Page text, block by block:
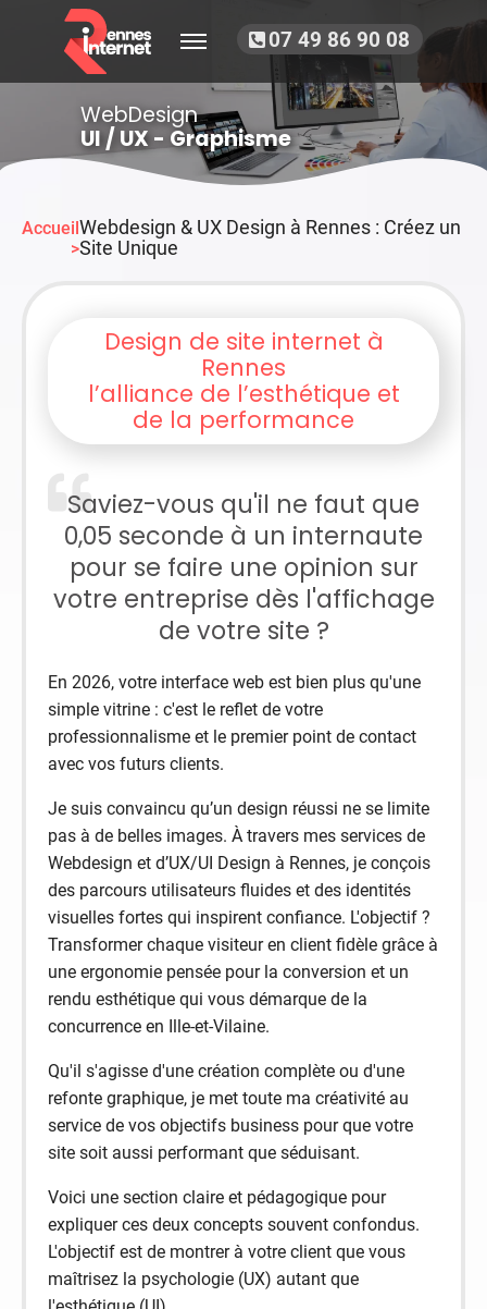
07 49 86 90 08
WebDesign
UI / UX - Graphisme
Accueil
>
Webdesign & UX Design à Rennes : Créez un
Site Unique
Design de site internet à
Rennes
l’alliance de l’esthétique et
de la performance
Saviez-vous qu'il ne faut que
0,05 seconde à un internaute
pour se faire une opinion sur
votre entreprise dès l'affichage
de votre site ?
En 2026, votre interface web est bien plus qu'une
simple vitrine : c'est le reflet de votre
professionnalisme et le premier point de contact
avec vos futurs clients.
Je suis convaincu qu’un design réussi ne se limite
pas à de belles images. À travers mes services de
Webdesign et d’UX/UI Design à Rennes, je conçois
des parcours utilisateurs fluides et des identités
visuelles fortes qui inspirent confiance. L'objectif ?
Transformer chaque visiteur en client fidèle grâce à
une ergonomie pensée pour la conversion et un
rendu esthétique qui vous démarque de la
concurrence en Ille-et-Vilaine.
Qu'il s'agisse d'une création complète ou d'une
refonte graphique, je met toute ma créativité au
service de vos objectifs business pour que votre
site soit aussi performant que séduisant.
Voici une section claire et pédagogique pour
expliquer ces deux concepts souvent confondus.
L'objectif est de montrer à votre client que vous
maîtrisez la psychologie (UX) autant que